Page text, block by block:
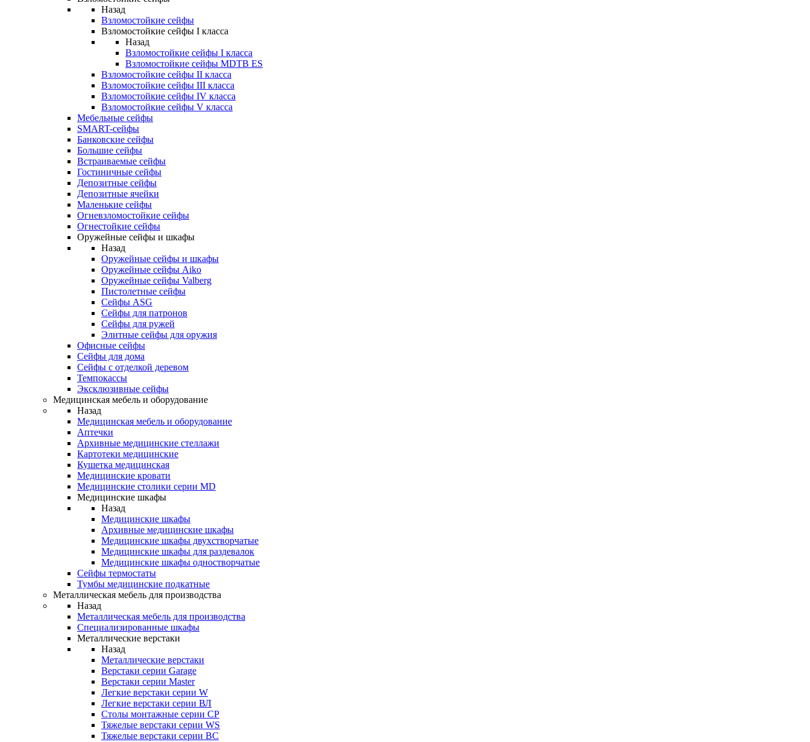
Назад
Взломостойкие сейфы
Взломостойкие сейфы I класса
Назад
Взломостойкие сейфы I класса
Взломостойкие сейфы MDTB ES
Взломостойкие сейфы II класса
Взломостойкие сейфы III класса
Взломостойкие сейфы IV класса
Взломостойкие сейфы V класса
Мебельные сейфы
SMART-сейфы
Банковские сейфы
Большие сейфы
Встраиваемые сейфы
Гостиничные сейфы
Депозитные сейфы
Депозитные ячейки
Маленькие сейфы
Огневзломостойкие сейфы
Огнестойкие сейфы
Оружейные сейфы и шкафы
Назад
Оружейные сейфы и шкафы
Оружейные сейфы Aiko
Оружейные сейфы Valberg
Пистолетные сейфы
Сейфы ASG
Сейфы для патронов
Сейфы для ружей
Элитные сейфы для оружия
Офисные сейфы
Сейфы для дома
Сейфы с отделкой деревом
Темпокассы
Эксклюзивные сейфы
Медицинская мебель и оборудование
Назад
Медицинская мебель и оборудование
Аптечки
Архивные медицинские стеллажи
Картотеки медицинские
Кушетка медицинская
Медицинские кровати
Медицинские столики серии MD
Медицинские шкафы
Назад
Медицинские шкафы
Архивные медицинские шкафы
Медицинские шкафы двухстворчатые
Медицинские шкафы для раздевалок
Медицинские шкафы одностворчатые
Сейфы термостаты
Тумбы медицинские подкатные
Металлическая мебель для производства
Назад
Металлическая мебель для производства
Cпециализированные шкафы
Металлические верстаки
Назад
Металлические верстаки
Верстаки серии Garage
Верстаки серии Master
Легкие верстаки серии W
Легкие верстаки серии ВЛ
Столы монтажные серии СР
Тяжелые верстаки серии WS
Тяжелые верстаки серии ВС